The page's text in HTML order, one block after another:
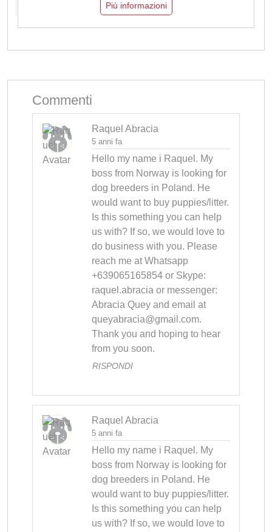
Più informazioni
Commenti
Raquel Abracia
5 anni fa
Hello my name i Raquel. My
boss from Norway is looking for
dog breeders in Poland. He
would want to buy puppies/litter.
Is this something you can help
us with? If so, we would love to
do business with you. Please
reach me at Whatsapp
+639065165854 or Skype:
raquel.abracia or messenger:
queyabracia@gmail.com.
Thank you and hoping to hear
from you soon.
RISPONDI
Raquel Abracia
5 anni fa
Hello my name i Raquel. My
boss from Norway is looking for
dog breeders in Poland. He
would want to buy puppies/litter.
Is this something you can help
us with? If so, we would love to